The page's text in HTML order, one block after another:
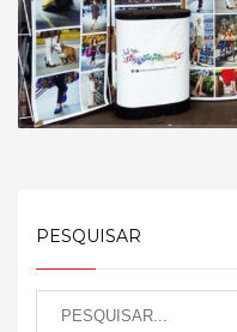
PESQUISAR